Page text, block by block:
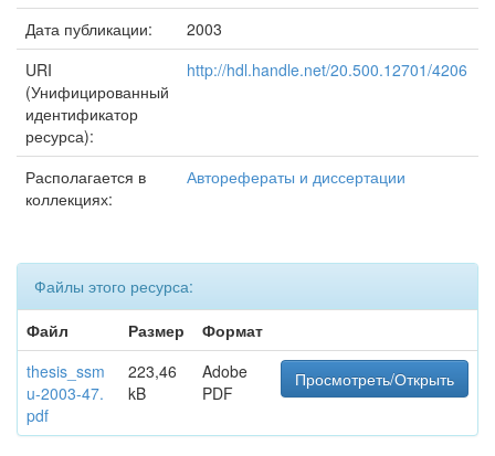
Дата публикации:
2003
URI
(Унифицированный
идентификатор
ресурса):
http://hdl.handle.net/20.500.12701/4206
Располагается в
коллекциях:
Авторефераты и диссертации
Файлы этого ресурса:
Файл
Размер
Формат
thesis_ssm
u-2003-47.
pdf
223,46
kB
Adobe
PDF
Просмотреть/Открыть